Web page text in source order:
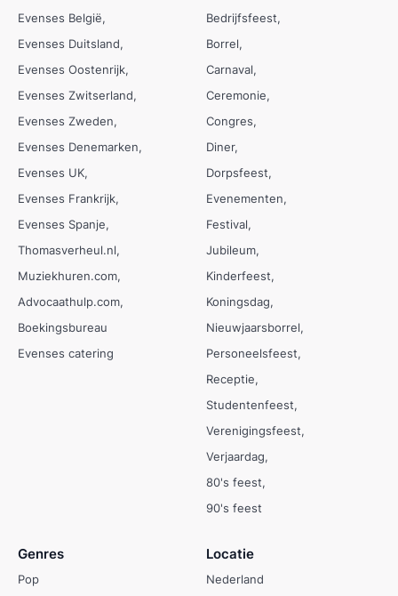
Evenses België
Evenses Duitsland
Evenses Oostenrijk
Evenses Zwitserland
Evenses Zweden
Evenses Denemarken
Evenses UK
Evenses Frankrijk
Evenses Spanje
Thomasverheul.nl
Muziekhuren.com
Advocaathulp.com
Boekingsbureau
Evenses catering
Bedrijfsfeest
Borrel
Carnaval
Ceremonie
Congres
Diner
Dorpsfeest
Evenementen
Festival
Jubileum
Kinderfeest
Koningsdag
Nieuwjaarsborrel
Personeelsfeest
Receptie
Studentenfeest
Verenigingsfeest
Verjaardag
80's feest
90's feest
Genres
Pop
Locatie
Nederland